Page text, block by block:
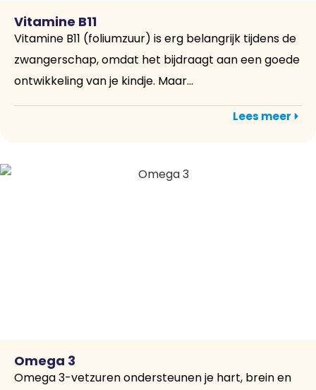
Vitamine B11
Vitamine B11 (foliumzuur) is erg belangrijk tijdens de
zwangerschap, omdat het bijdraagt aan een goede
ontwikkeling van je kindje. Maar...
Lees meer
Omega 3
Omega 3-vetzuren ondersteunen je hart, brein en